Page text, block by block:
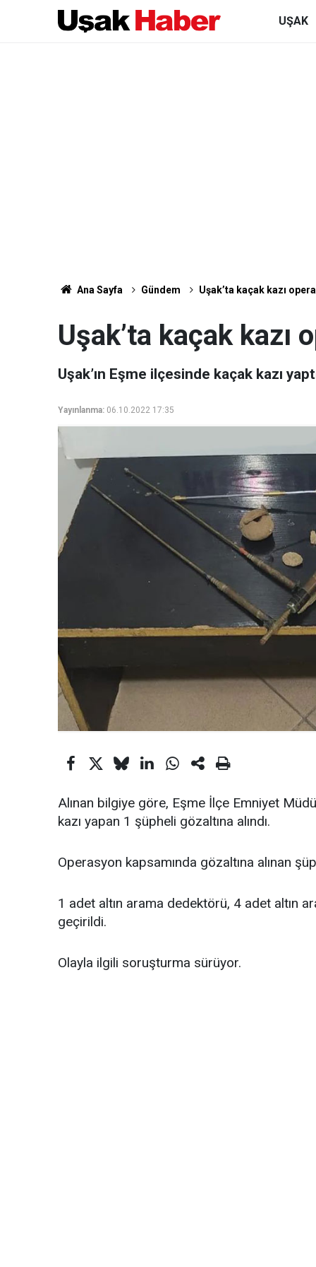
UŞAK
Ana Sayfa Gündem Uşak’ta kaçak kazı
Uşak’ta kaçak kazı
Uşak’ın Eşme ilçesinde kaçak kazı
Yayınlanma: 06.10.2022 17:35
Alınan bilgiye göre, Eşme İlçe Emniyet
kazı yapan 1 şüpheli gözaltına alındı.
Operasyon kapsamında gözaltına alınan
1 adet altın arama dedektörü, 4 adet altın
geçirildi.
Olayla ilgili soruşturma sürüyor.